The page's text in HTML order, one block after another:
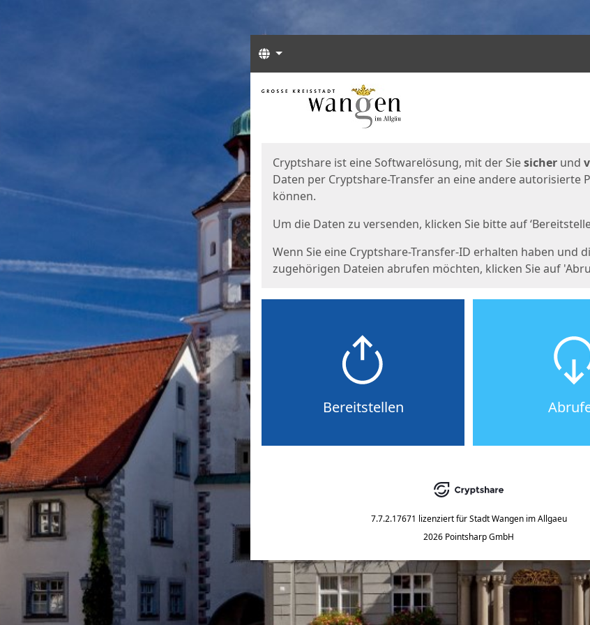
Sprachen
Start
Cryptshare ist eine Softwarelösung, mit der Siesicher und
Daten per Cryptshare-Transfer an eine andere autorisierte
können.
Um die Daten zu versenden, klicken Sie bitte auf
Wenn Sie eine Cryptshare-Transfer-ID erhalten haben und
zugehörigen Dateien abrufen möchten, klicken Sie auf
Bereitstellen
7.7.2.17671 lizenziert für Stadt Wangen im Allgaeu
2026 Pointsharp GmbH